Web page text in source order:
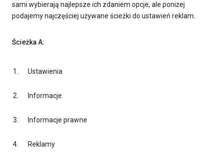
sami wybierają najlepsze ich zdaniem opcje, ale poniżej
podajemy najczęściej używane ścieżki do ustawień reklam.
Ścieżka A:
Ustawienia
Informacje
Informacje prawne
Reklamy